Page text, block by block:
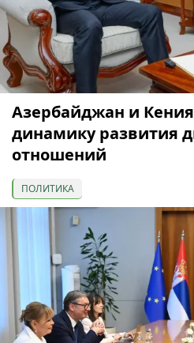
Азербайджан и
динамику развития
отношений
ПОЛИТИКА